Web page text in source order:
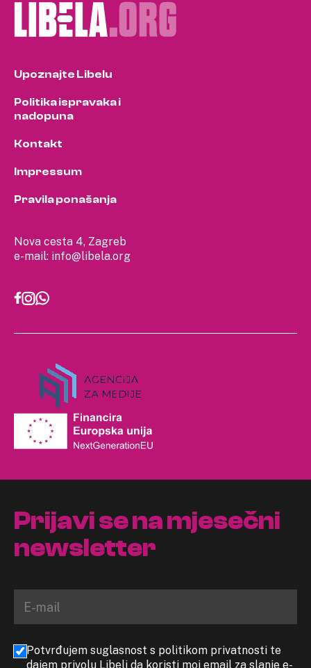
Nova cesta 4, Zagreb
e-mail: info@libela.org
Upoznajte Libelu
Politika ispravaka i
nadopuna
Kontakt
Impressum
Pravila ponašanja
Prijavi se na mjesečni
newsletter
Potvrđujem suglasnost s politikom privatnosti te
dajem privolu Libeli da koristi moj email za slanje e-